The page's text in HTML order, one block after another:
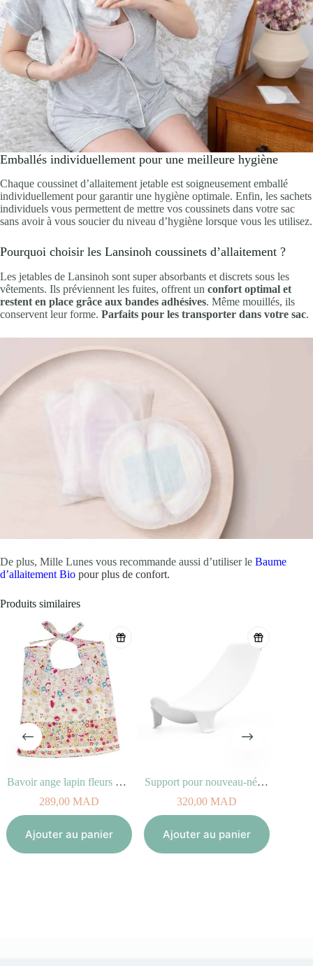
Emballés individuellement pour une meilleure hygiène
Chaque coussinet d’allaitement jetable est soigneusement emballé
individuellement pour garantir une hygiène optimale. Enfin, les sachets
individuels vous permettent de mettre vos coussinets dans votre sac
sans avoir à vous soucier du niveau d’hygiène lorsque vous les utilisez.
Pourquoi choisir les Lansinoh coussinets d’allaitement ?
Les jetables de Lansinoh sont super absorbants et discrets sous les
vêtements. Ils préviennent les fuites, offrent un confort optimal et
restent en place grâce aux bandes adhésives. Même mouillés, ils
conservent leur forme. Parfaits pour les transporter dans votre sac.
De plus, Mille Lunes vous recommande aussi d’utiliser le Baume
d’allaitement Bio pour plus de confort.
Produits similaires
Bavoir ange lapin fleurs Rouges 20 cm
289,00MAD
Ajouter au panier
Support pour nouveau-né STOKKE FLEXI BATH
320,00MAD
Ajouter au panier